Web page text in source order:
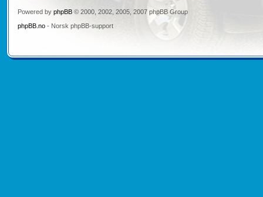
Powered by phpBB© 2000, 2002, 2005, 2007 phpBB Group
phpBB.no- Norsk phpBB-support